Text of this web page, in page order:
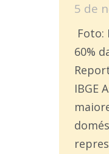
5 de
Foto:
60%
IBGE